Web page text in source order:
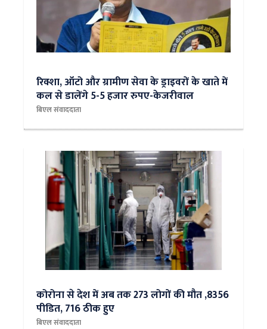
रिक्शा, ऑटो और ग्रामीण सेवा के ड्राइवरों के खाते में
कल से डालेंगे 5-5 हजार रुपए-केजरीवाल
बिएल संवाददाता
कोरोना से देश में अब तक 273 लोगों की मौत ,8356
पीडित, 716 ठीक हुए
बिएल संवाददाता